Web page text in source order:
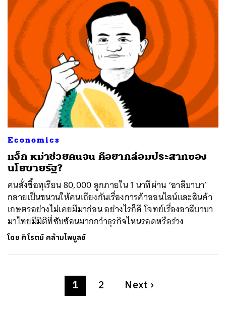
Economics
แจ็ก หม่าช่วยคนจน คือยากล่อมประสาทของ
นโยบายรัฐ?
คนสั่งซื้อทุเรียน 80,000 ลูกภายใน 1 นาทีผ่าน ‘อาลีบาบา’
กลายเป็นชนวนให้คนเถียงกันเรื่องการค้าออนไลน์และสินค้า
เกษตรอย่างไม่เคยมีมาก่อน อย่างไรก็ดี โจทย์เรื่องอาลีบาบา
มาไทยมีมิติที่ซับซ้อนมากกว่าธุรกิจไหนรอดหรือร่วง
โดย ศิโรตม์ คล้ามไพบูลย์
1 2 Next ›